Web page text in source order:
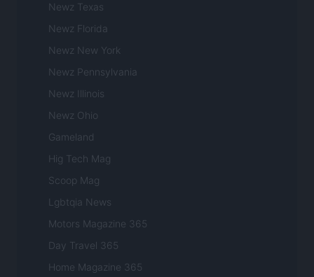
Newz Texas
Newz Florida
Newz New York
Newz Pennsylvania
Newz Illinois
Newz Ohio
Gameland
Hig Tech Mag
Scoop Mag
Lgbtqia News
Motors Magazine 365
Day Travel 365
Home Magazine 365